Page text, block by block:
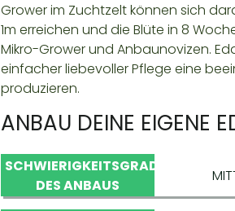
Grower im Zuchtzelt können sich
1m erreichen und die Blüte in 8
Mikro-Grower und Anbaunovizen.
einfacher liebevoller Pflege eine
produzieren.
ANBAU DEINE EIGENE
SCHWIERIGKEITSGRAD
DES ANBAUS